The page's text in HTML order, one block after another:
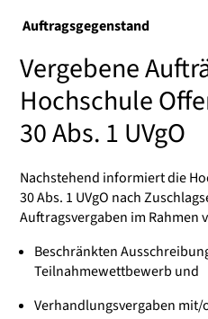
Auftragsgegenstand
Vergebene
Hochschule
30 Abs. 1 UVgO
Nachstehend informiert die
30 Abs. 1 UVgO nach
Auftragsvergaben im Rahmen
Beschränkten
Teilnahmewettbewerb und
Verhandlungsvergaben